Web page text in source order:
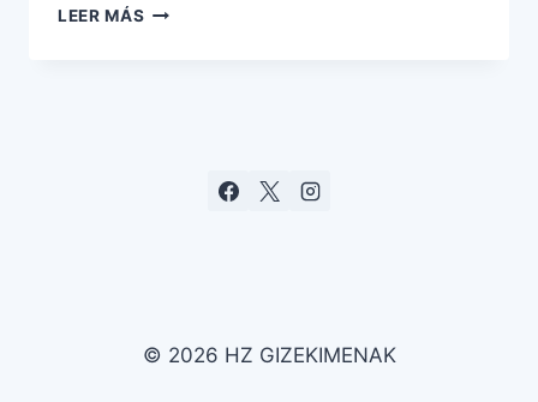
LEER MÁS
© 2026 HZ GIZEKIMENAK